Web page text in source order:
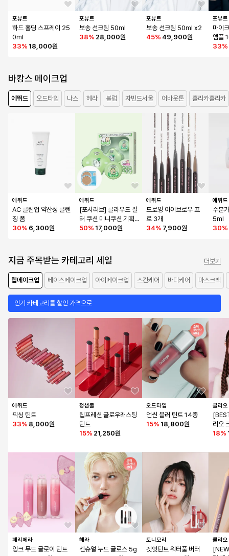
포뷰트
하드 홀딩 스프레이 25
0ml
33% 18,000원
포뷰트
보송 선크림 50ml
38% 28,000원
포뷰트
보송 선크림 50ml x2
45% 49,900원
포뷰트
마이
앰플
33%
바캉스 메이크업
에뛰드 오드타입 나스 헤라 블럽 자빈드서울 어바웃톤 홀리카홀리카
에뛰드
AC 클린업 약산성 클렌
징 폼
30% 6,300원
에뛰드
[포시러브] 클라우드 필
터 쿠션 미니쿠션 기획
세트(+리필 2개 증정)
50% 17,000원
에뛰드
드로잉 아이브로우 프
로 3개
34% 7,900원
에뛰드
수분
5ml
30%
지금 주목받는 카테고리 세일 더보기
립메이크업 베이스메이크업 아이메이크업 스킨케어 바디케어 마스크팩
인기 카테고리를 할인 가격으로
에뛰드
픽싱 틴트
33% 8,000원
페리페라
잉크 무드 글로이 틴트
정샘물
립프레션 글로우래스팅
틴트
15% 21,250원
헤라
센슈얼 누드 글로스 5g
오드타입
언씬 블러 틴트 14종
15% 18,800원
토니모리
겟잇틴트 워터풀 버터
클리오
리오
트
18%
클리오